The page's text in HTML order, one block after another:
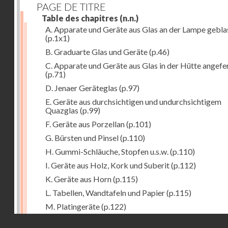
PAGE DE TITRE
Table des chapitres (n.n.)
A. Apparate und Geräte aus Glas an der Lampe
(p.1x1)
B. Graduarte Glas und Geräte(p.46)
C. Apparate und Geräte aus Glas in der Hütte
(p.71)
D. Jenaer Geräteglas (p.97)
E. Geräte aus durchsichtigen und undurchsichtigem
Quazglas (p.99)
F. Geräte aus Porzellan(p.101)
G. Bürsten und Pinsel(p.110)
H. Gummi-Schläuche, Stopfen u.s.w. (p.110)
I. Geräte aus Holz, Kork und Suberit(p.112)
K. Geräte aus Horn(p.115)
L. Tabellen, Wandtafeln und Papier(p.115)
M. Platingeräte(p.122)